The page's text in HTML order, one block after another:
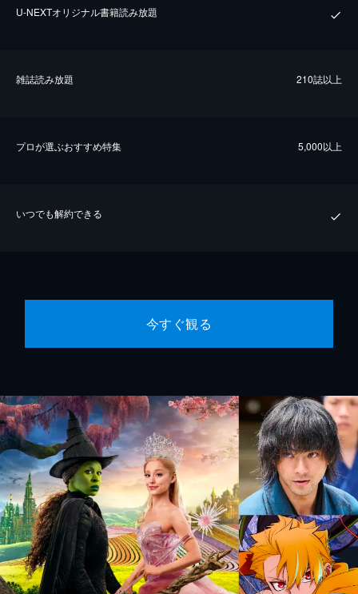
U-NEXTオリジナル書籍読み放題
雑誌読み放題 210誌以上
プロが選ぶおすすめ特集 5,000以上
いつでも解約できる
今すぐ観る